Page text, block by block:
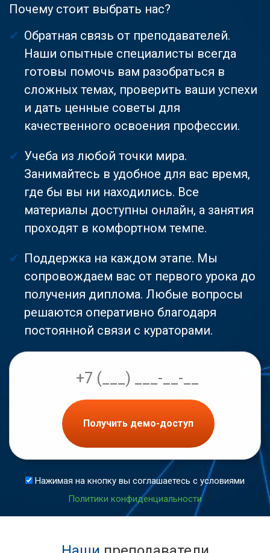
Почему стоит выбрать нас?
Обратная связь от преподавателей.
Наши опытные специалисты всегда
готовы помочь вам разобраться в
сложных темах, проверить ваши успехи
и дать ценные советы для
качественного освоения профессии.
Учеба из любой точки мира.
Занимайтесь в удобное для вас время,
где бы вы ни находились. Все
материалы доступны онлайн, а занятия
проходят в комфортном темпе.
Поддержка на каждом этапе. Мы
сопровождаем вас от первого урока до
получения диплома. Любые вопросы
решаются оперативно благодаря
постоянной связи с кураторами.
Получить демо-доступ
Нажимая на кнопку вы соглашаетесь с условиями
Политики конфиденциальности